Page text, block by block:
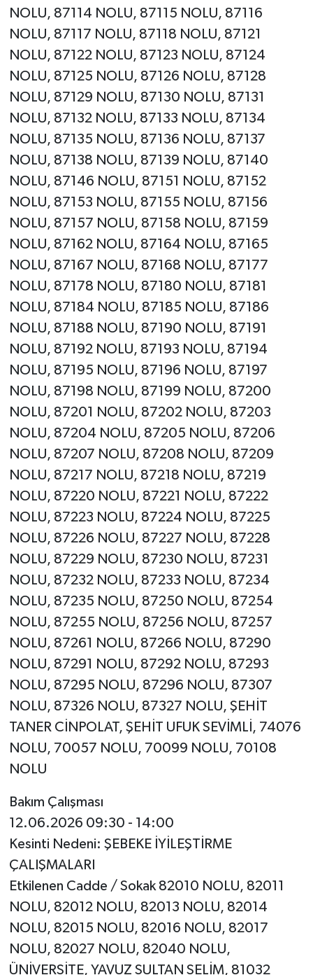
NOLU, 87114 NOLU, 87115 NOLU, 87116
NOLU, 87117 NOLU, 87118 NOLU, 87121
NOLU, 87122 NOLU, 87123 NOLU, 87124
NOLU, 87125 NOLU, 87126 NOLU, 87128
NOLU, 87129 NOLU, 87130 NOLU, 87131
NOLU, 87132 NOLU, 87133 NOLU, 87134
NOLU, 87135 NOLU, 87136 NOLU, 87137
NOLU, 87138 NOLU, 87139 NOLU, 87140
NOLU, 87146 NOLU, 87151 NOLU, 87152
NOLU, 87153 NOLU, 87155 NOLU, 87156
NOLU, 87157 NOLU, 87158 NOLU, 87159
NOLU, 87162 NOLU, 87164 NOLU, 87165
NOLU, 87167 NOLU, 87168 NOLU, 87177
NOLU, 87178 NOLU, 87180 NOLU, 87181
NOLU, 87184 NOLU, 87185 NOLU, 87186
NOLU, 87188 NOLU, 87190 NOLU, 87191
NOLU, 87192 NOLU, 87193 NOLU, 87194
NOLU, 87195 NOLU, 87196 NOLU, 87197
NOLU, 87198 NOLU, 87199 NOLU, 87200
NOLU, 87201 NOLU, 87202 NOLU, 87203
NOLU, 87204 NOLU, 87205 NOLU, 87206
NOLU, 87207 NOLU, 87208 NOLU, 87209
NOLU, 87217 NOLU, 87218 NOLU, 87219
NOLU, 87220 NOLU, 87221 NOLU, 87222
NOLU, 87223 NOLU, 87224 NOLU, 87225
NOLU, 87226 NOLU, 87227 NOLU, 87228
NOLU, 87229 NOLU, 87230 NOLU, 87231
NOLU, 87232 NOLU, 87233 NOLU, 87234
NOLU, 87235 NOLU, 87250 NOLU, 87254
NOLU, 87255 NOLU, 87256 NOLU, 87257
NOLU, 87261 NOLU, 87266 NOLU, 87290
NOLU, 87291 NOLU, 87292 NOLU, 87293
NOLU, 87295 NOLU, 87296 NOLU, 87307
NOLU, 87326 NOLU, 87327 NOLU, ŞEHİT
TANER CİNPOLAT, ŞEHİT UFUK SEVİMLİ, 74076
NOLU, 70057 NOLU, 70099 NOLU, 70108
NOLU
Bakım Çalışması
12.06.2026 09:30 - 14:00
Kesinti Nedeni: ŞEBEKE İYİLEŞTİRME
ÇALIŞMALARI
Etkilenen Cadde / Sokak 82010 NOLU, 82011
NOLU, 82012 NOLU, 82013 NOLU, 82014
NOLU, 82015 NOLU, 82016 NOLU, 82017
NOLU, 82027 NOLU, 82040 NOLU,
ÜNİVERSİTE, YAVUZ SULTAN SELİM, 81032